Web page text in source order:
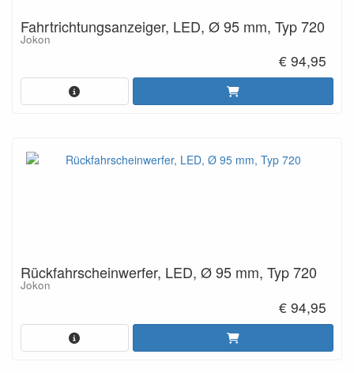
Fahrtrichtungsanzeiger, LED, Ø 95 mm, Typ 720
Jokon
€ 94,95
Rückfahrscheinwerfer, LED, Ø 95 mm, Typ 720
Jokon
€ 94,95